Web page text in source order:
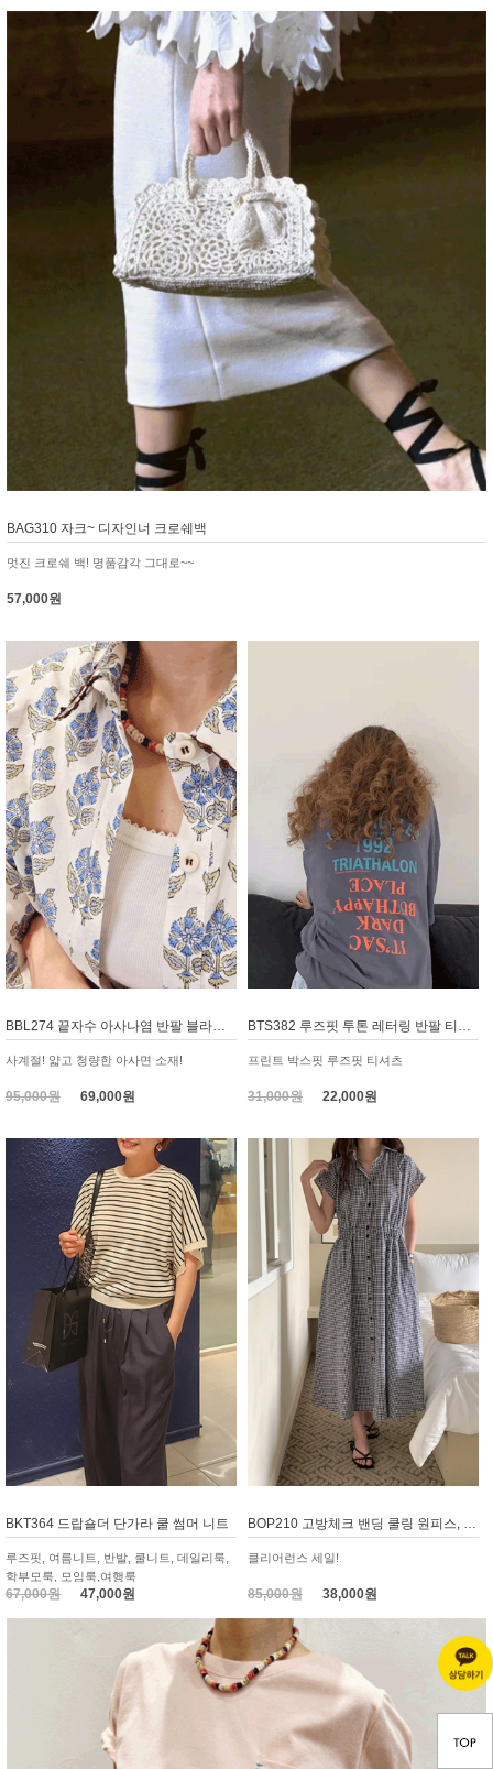
BAG310 자크~ 디자인너 크로쉐백
멋진 크로쉐 백! 명품감각 그대로~~
57,000원
BBL274 끝자수 아사나염 반팔 블라우스
사계절! 얇고 청량한 아사면 소재!
95,000원69,000원
BTS382 루즈핏 투톤 레터링 반팔 티셔츠, 롱티
프린트 박스핏 루즈핏 티셔츠
31,000원22,000원
BKT364 드랍숄더 단가라 쿨 썸머 니트
루즈핏, 여름니트, 반발, 쿨니트, 데일리룩,
학부모룩, 모임룩,여행룩
67,000원47,000원
클리어런스 세일!
85,000원38,000원